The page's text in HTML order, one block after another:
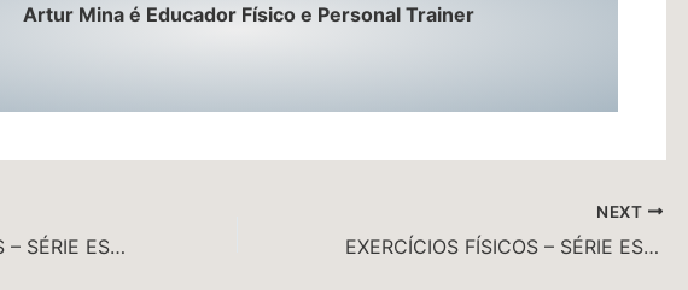
Artur Mina é Educador Físico e Personal Trainer
EXERCÍCIOS FÍSICOS – SÉRIE ESPECIAL PARA MULHERES – QUADRÍCEPS – ANTERIOR DA COXA
NEXT
EXERCÍCIOS FÍSICOS – SÉRIE ESPECIAL PARA MULHERES – DIÁSTASE